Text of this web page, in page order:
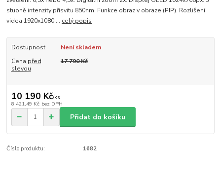
stupně intenzity přísvitu 850nm. Funkce obraz v obraze (PIP). Rozlišení
videa 1920x1080 ... celý popis
Dostupnost
Není skladem
Cena před
slevou
17 790 Kč
10 190 Kč/ks
8 421,49 Kč bez DPH
Přidat do košíku
Číslo produktu: 1682